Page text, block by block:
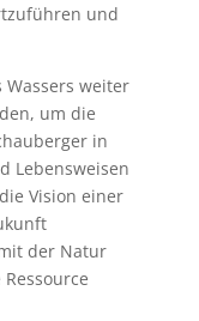
und
weiter
um die
in
Lebensweisen
Vision einer
der Natur